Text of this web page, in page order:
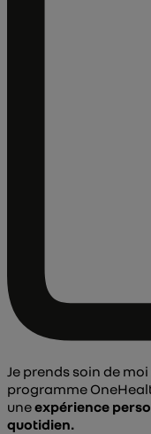
Je prends soin de
programme
uneexpérience
quotidien.